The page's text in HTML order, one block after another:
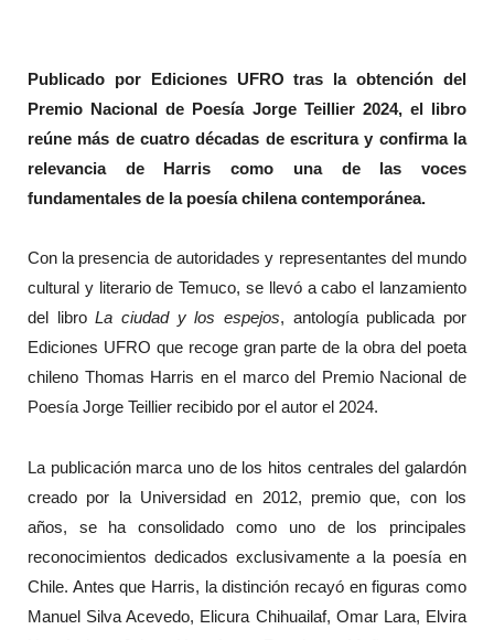
Publicado por Ediciones UFRO tras la obtención del
Premio Nacional de Poesía Jorge Teillier 2024, el libro
reúne más de cuatro décadas de escritura y confirma la
relevancia de Harris como una de las voces
fundamentales de la poesía chilena contemporánea.
Con la presencia de autoridades y representantes del mundo
cultural y literario de Temuco, se llevó a cabo el lanzamiento
del libroLa ciudad y los espejos, antología publicada por
Ediciones UFRO que recoge gran parte de la obra del poeta
chileno Thomas Harris en el marco del Premio Nacional de
Poesía Jorge Teillier recibido por el autor el 2024.
La publicación marca uno de los hitos centrales del galardón
creado por la Universidad en 2012, premio que, con los
años, se ha consolidado como uno de los principales
reconocimientos dedicados exclusivamente a la poesía en
Chile. Antes que Harris, la distinción recayó en figuras como
Manuel Silva Acevedo, Elicura Chihuailaf, Omar Lara, Elvira